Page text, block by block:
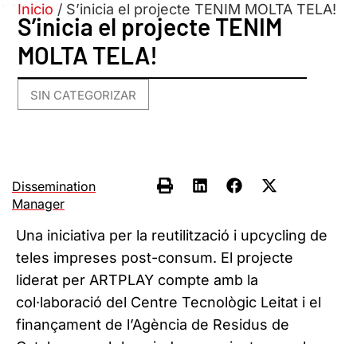
Inicio / S’inicia el projecte TENIM MOLTA TELA!
S’inicia el projecte TENIM
MOLTA TELA!
SIN CATEGORIZAR
Dissemination
Manager
Una iniciativa per la reutilització i upcycling de
teles impreses post-consum. El projecte
liderat per ARTPLAY compte amb la
col·laboració del Centre Tecnològic Leitat i el
finançament de l’Agència de Residus de